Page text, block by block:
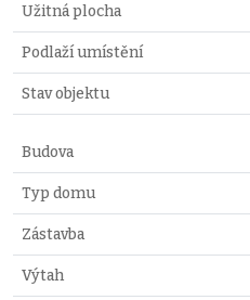
Užitná plocha
Podlaží umístění
Stav objektu
Budova
Typ domu
Zástavba
Výtah